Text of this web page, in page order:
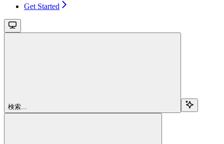
Get Started
検索...